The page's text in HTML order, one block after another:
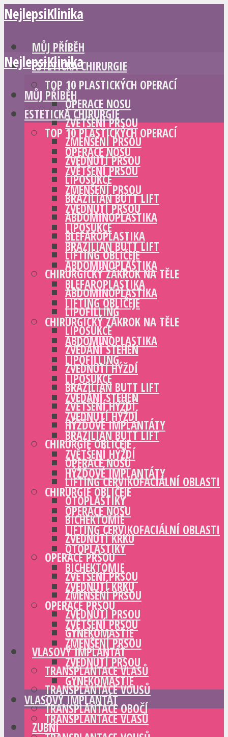
NejlepsiKlinika
MŮJ PŘÍBĚH
ESTETICKÁ CHIRURGIE
TOP 10 PLASTICKÝCH OPERACÍ
OPERACE NOSU
ZVĚTŠENÍ PRSOU
ZMENŠENÍ PRSOU
ZVEDNUTÍ PRSOU
LIPOSUKCE
BRAZILIAN BUTT LIFT
ABDOMINOPLASTIKA
BLEFAROPLASTIKA
LIFTING OBLIČEJE
CHIRURGICKÝ ZÁKROK NA TĚLE
ABDOMINOPLASTIKA
LIPOFILLING
LIPOSUKCE
ZVEDÁNÍ STEHEN
ZVEDNUTÍ HÝŽDÍ
BRAZILIAN BUTT LIFT
ZVĚTŠENÍ HÝŽDÍ
HÝŽĎOVÉ IMPLANTÁTY
CHIRURGIE OBLIČEJE
OPERACE NOSU
LIFTING CERVIKOFACIÁLNÍ OBLASTI
OTOPLASTIKY
BICHEKTOMIE
ZVEDNUTÍ KRKU
OPERACE PRSOU
ZVĚTŠENÍ PRSOU
ZMENŠENÍ PRSOU
ZVEDNUTÍ PRSOU
GYNEKOMASTIE
VLASOVÝ IMPLANTÁT
TRANSPLANTACE VLASŮ
TRANSPLANTACE VOUSŮ
TRANSPLANTACE OBOČÍ
ZUBNÍ
NejlepsiKlinika
MŮJ PŘÍBĚH
ESTETICKÁ CHIRURGIE
TOP 10 PLASTICKÝCH OPERACÍ
OPERACE NOSU
ZVĚTŠENÍ PRSOU
ZMENŠENÍ PRSOU
ZVEDNUTÍ PRSOU
LIPOSUKCE
BRAZILIAN BUTT LIFT
ABDOMINOPLASTIKA
BLEFAROPLASTIKA
LIFTING OBLIČEJE
CHIRURGICKÝ ZÁKROK NA TĚLE
ABDOMINOPLASTIKA
LIPOFILLING
LIPOSUKCE
ZVEDÁNÍ STEHEN
ZVEDNUTÍ HÝŽDÍ
BRAZILIAN BUTT LIFT
ZVĚTŠENÍ HÝŽDÍ
HÝŽĎOVÉ IMPLANTÁTY
CHIRURGIE OBLIČEJE
OPERACE NOSU
LIFTING CERVIKOFACIÁLNÍ OBLASTI
OTOPLASTIKY
BICHEKTOMIE
ZVEDNUTÍ KRKU
OPERACE PRSOU
ZVĚTŠENÍ PRSOU
ZMENŠENÍ PRSOU
ZVEDNUTÍ PRSOU
GYNEKOMASTIE
VLASOVÝ IMPLANTÁT
TRANSPLANTACE VLASŮ